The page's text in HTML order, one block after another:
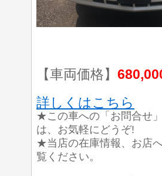
【車両価格】
詳しくはこちら
★この車への「お問合せ
は、お気軽にどうぞ!
★当店の在庫情報、お店
覧ください。